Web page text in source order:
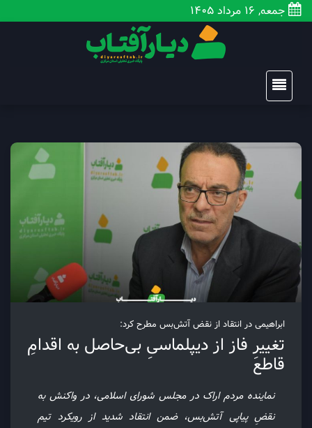
جمعه, 16 مرداد 1405
ابراهیمی در انتقاد از نقض آتش‌بس مطرح کرد:
تغییرِ فاز از دیپلماسیِ بی‌حاصل به اقدامِ
قاطع
نماینده مردم اراک در مجلس شورای اسلامی، در واکنش به
نقضِ پیاپی آتش‌بس، ضمن انتقاد شدید از رویکرد تیم